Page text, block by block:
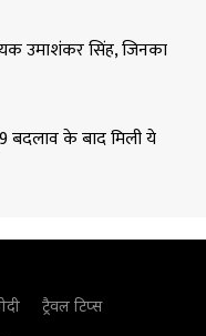
उमाशंकर सिंह, जिनका
बदलाव के बाद मिली ये
ट्रैवल टिप्स